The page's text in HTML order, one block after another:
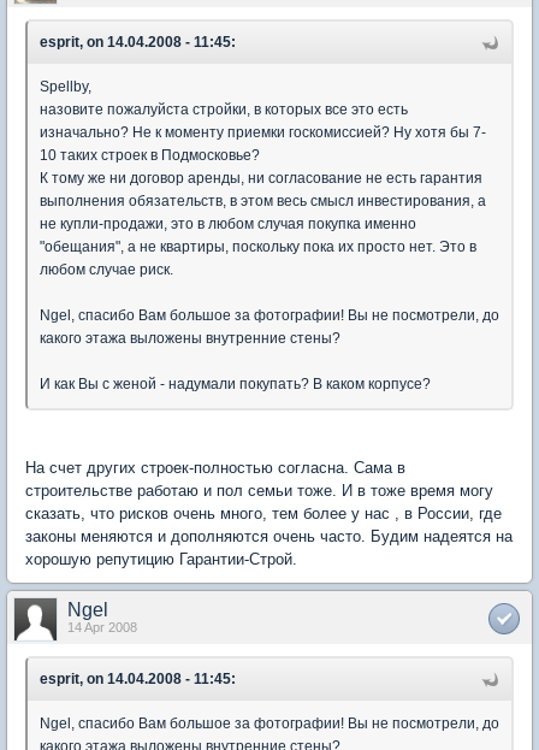
esprit, on 14.04.2008 - 11:45:
Spellby,
назовите пожалуйста стройки, в которых все это есть
изначально? Не к моменту приемки госкомиссией? Ну хотя бы 7-
10 таких строек в Подмосковье?
К тому же ни договор аренды, ни согласование не есть гарантия
выполнения обязательств, в этом весь смысл инвестирования, а
не купли-продажи, это в любом случая покупка именно
"обещания", а не квартиры, поскольку пока их просто нет. Это в
любом случае риск.
Ngel, спасибо Вам большое за фотографии! Вы не посмотрели, до
какого этажа выложены внутренние стены?
И как Вы с женой - надумали покупать? В каком корпусе?
На счет других строек-полностью согласна. Сама в
строительстве работаю и пол семьи тоже. И в тоже время могу
сказать, что рисков очень много, тем более у нас , в России, где
законы меняются и дополняются очень часто. Будим надеятся на
хорошую репутицию Гарантии-Строй.
Ngel
14 Apr 2008
esprit, on 14.04.2008 - 11:45:
Ngel, спасибо Вам большое за фотографии! Вы не посмотрели, до
какого этажа выложены внутренние стены?